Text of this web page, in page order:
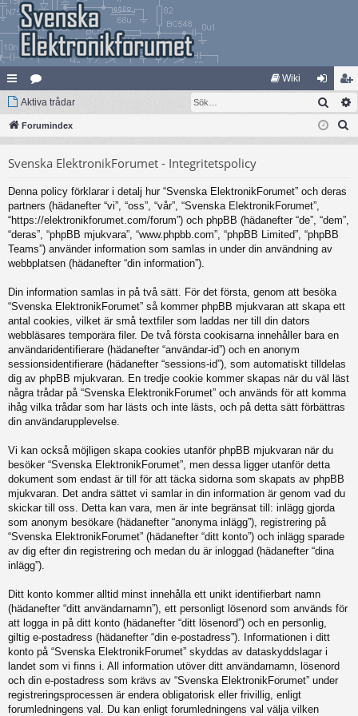
na
bb
ar
at
eg
Wiki
og
ga
li
m
m
Aktiva trådar Sök
Forumindex
Svenska ElektronikForumet - Integritetspolicy
Denna policy förklarar i detalj hur “Svenska ElektronikForumet” och deras
partners (hädanefter “vi”, “oss”, “vår”, “Svenska ElektronikForumet”,
“https://elektronikforumet.com/forum”) och phpBB (hädanefter “de”, “dem”,
“deras”, “phpBB mjukvara”, “www.phpbb.com”, “phpBB Limited”, “phpBB
Teams”) använder information som samlas in under din användning av
webbplatsen (hädanefter “din information”).
Din information samlas in på två sätt. För det första, genom att besöka
“Svenska ElektronikForumet” så kommer phpBB mjukvaran att skapa ett
antal cookies, vilket är små textfiler som laddas ner till din dators
webbläsares temporära filer. De två första cookisarna innehåller bara en
användaridentifierare (hädanefter “användar-id”) och en anonym
sessionsidentifierare (hädanefter “sessions-id”), som automatiskt tilldelas
dig av phpBB mjukvaran. En tredje cookie kommer skapas när du väl läst
några trådar på “Svenska ElektronikForumet” och används för att komma
ihåg vilka trådar som har lästs och inte lästs, och på detta sätt förbättras
din användarupplevelse.
Vi kan också möjligen skapa cookies utanför phpBB mjukvaran när du
besöker “Svenska ElektronikForumet”, men dessa ligger utanför detta
dokument som endast är till för att täcka sidorna som skapats av phpBB
mjukvaran. Det andra sättet vi samlar in din information är genom vad du
skickar till oss. Detta kan vara, men är inte begränsat till: inlägg gjorda
som anonym besökare (hädanefter “anonyma inlägg”), registrering på
“Svenska ElektronikForumet” (hädanefter “ditt konto”) och inlägg sparade
av dig efter din registrering och medan du är inloggad (hädanefter “dina
inlägg”).
Ditt konto kommer alltid minst innehålla ett unikt identifierbart namn
(hädanefter “ditt användarnamn”), ett personligt lösenord som används för
att logga in på ditt konto (hädanefter “ditt lösenord”) och en personlig,
giltig e-postadress (hädanefter “din e-postadress”). Informationen i ditt
konto på “Svenska ElektronikForumet” skyddas av dataskyddslagar i
landet som vi finns i. All information utöver ditt användarnamn, lösenord
och din e-postadress som krävs av “Svenska ElektronikForumet” under
registreringsprocessen är endera obligatorisk eller frivillig, enligt
forumledningens val. Du kan enligt forumledningens val välja vilken